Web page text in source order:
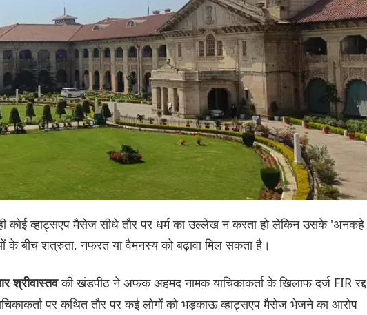
ही कोई व्हाट्सएप मैसेज सीधे तौर पर धर्म का उल्लेख न करता हो लेकिन उसके 'अनकहे
के बीच शत्रुता, नफरत या वैमनस्य को बढ़ावा मिल सकता है।
श्रीवास्तवकी खंडपीठ ने अफक अहमद नामक याचिकाकर्ता के खिलाफ दर्ज FIR रद्द
पर कथित तौर पर कई लोगों को भड़काऊ व्हाट्सएप मैसेज भेजने का आरोप